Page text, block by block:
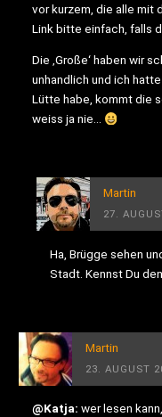
vor kurzem, die alle mit
Link bitte einfach, falls
Die ‚Große‘ haben wir
unhandlich und ich
Lütte habe, kommt die
weiss ja nie…
Martin
27.
Ha, Brügge sehen
Stadt. Kennst Du
Martin
23. AUGUST
@Katja: wer lesen